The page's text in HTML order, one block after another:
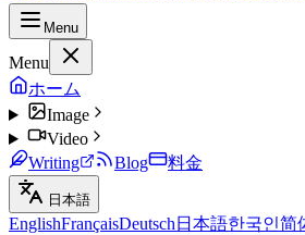
Menu
Menu
ホーム
Image
Video
Writing
Blog 料金
日本語
EnglishFrançaisDeutsch 日本語한국인简